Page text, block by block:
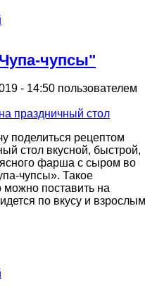
чупсы"
- 14:50 пользователем
поделиться рецептом
стол вкусной, быстрой,
фарша с сыром во
чупсы». Такое
можно поставить на
по вкусу и взрослым